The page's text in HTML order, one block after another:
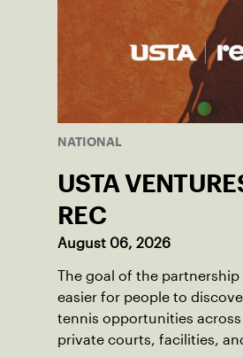
NATIONAL
USTA
REC
August 06, 2026
The goal of the partnership
easier for people to
tennis opportunities
private courts, facilities,